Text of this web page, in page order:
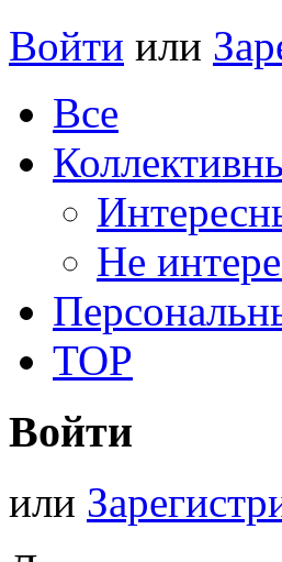
Войти или
Все
Не
TOP
Войти
или